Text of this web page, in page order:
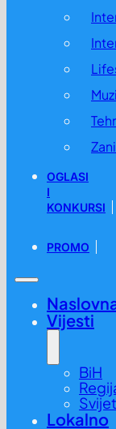
OGLASI
I
KONKURSI
PROMO
Vijesti
BiH
Svijet
Lokalno